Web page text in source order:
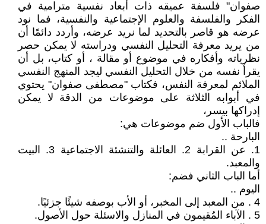
صفوان" فلسفة عميقه ذات أبعاد نفسية مترامية في
الفكر والفلسفة والعلوم الإجتماعية والنفسية، فما نود
عرضه هو قاصر بالتحديد لما نريد عرضه، وأردد دائمًا أن
من يريد معرفة التحليل النفسي ودراسته لا يمكن حصر
نظرياته وأفكاره في موضوع أو مقالة ، أو كتاب، بل أن
يقرأ نفسه من خلال التحليل النفسي ليجد المنهج النفسي
الملائم لمعرفة النفس، فكتاب "مصطفى صفوان" يحتوي
في أبوابه الثلاثة على موضوعات من الدقة لا يمكن
إدراكها بيسر،
فالباب الأول ضم موضوعات هي:
البارحة ..
1. عن القرابة 2. العائلة والتنشئة الاجتماعية 3. البيت
والمعبد.
أما الباب الثاني فضم:
اليوم ..
4 . من المعبد إلى المخبر، أو الأب بوصفه شيئًا جزئيًا.
5 . الآباء المُقيمون في المنازل والاسئلة حول الأصول.